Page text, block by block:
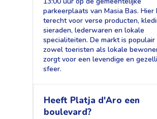
parkeerplaats van Masia Bas. Hier
terecht voor verse producten,
sieraden, lederwaren en lokale
specialiteiten. De markt is populair
zowel toeristen als lokale
zorgt voor een levendige en
sfeer.
Heeft Platja d'Aro een
boulevard?